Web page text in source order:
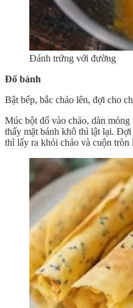
Đánh trứng với đường
Đổ bánh
Bật bếp, bắc chảo lên, đợi cho
Múc bột đổ vào chảo, dàn
thấy mặt bánh khô thì lật lại. Đợi
thì lấy ra khỏi chảo và cuộn tròn